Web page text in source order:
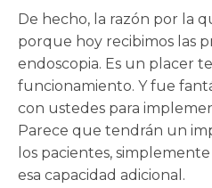
De hecho, la razón por la
porque hoy recibimos las
endoscopia. Es un placer
funcionamiento. Y fue
con ustedes para
Parece que tendrán un
los pacientes,
esa capacidad adicional.